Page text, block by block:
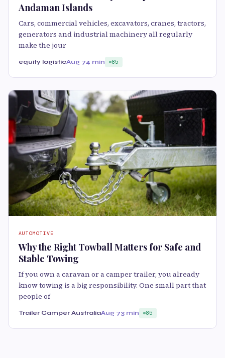
Andaman Islands
Cars, commercial vehicles, excavators, cranes, tractors,
generators and industrial machinery all regularly
make the jour
equity logisticAug 74 min 85
AUTOMOTIVE
Why the Right Towball Matters for Safe and
Stable Towing
If you own a caravan or a camper trailer, you already
know towing is a big responsibility. One small part that
people of
Trailer Camper AustraliaAug 73 min 85